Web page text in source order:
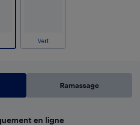
Vert
Ramassage
en ligne